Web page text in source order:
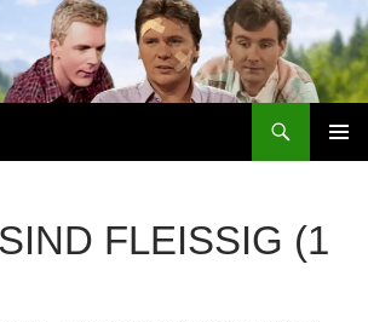
FLEISSIG (1 V